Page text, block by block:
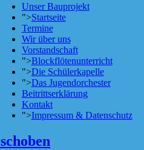
Unser Bauprojekt
">Startseite
Termine
Wir über uns
Vorstandschaft
">Blockflötenunterricht
">Die Schülerkapelle
">Das Jugendorchester
Beitrittserklärung
Kontakt
">Impressum & Datenschutz